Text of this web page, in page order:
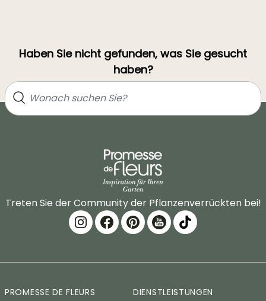
Haben Sie nicht gefunden, was Sie gesucht
haben?
Treten Sie der Community der Pflanzenverrückten bei!
PROMESSE DE FLEURS DIENSTLEISTUNGEN